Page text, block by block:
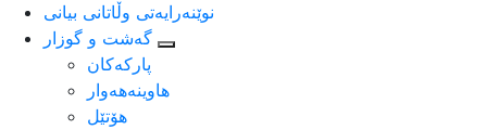
نوێنه‌رایه‌تی وڵاتانی بیانی
گەشت و گوزار
پارکەکان
هاوینەهەوار
هۆتێل